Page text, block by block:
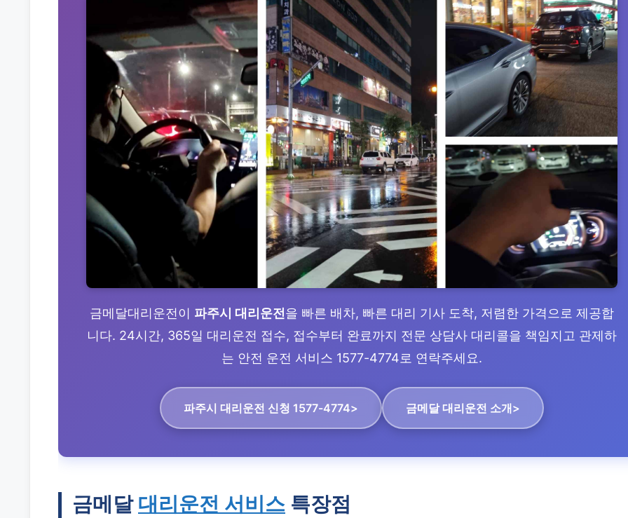
금메달대리운전이 파주시 대리운전 을 빠른 배차, 빠른 대리 기사 도착, 저렴한 가격으로 제공합
니다. 24시간, 365일 대리운전 접수, 접수부터 완료까지 전문 상담사 대리콜을 책임지고 관제하
는 안전 운전 서비스 1577-4774로 연락주세요.
파주시 대리운전 신청 1577-4774> 금메달 대리운전 소개>
금메달 대리운전 서비스 특장점